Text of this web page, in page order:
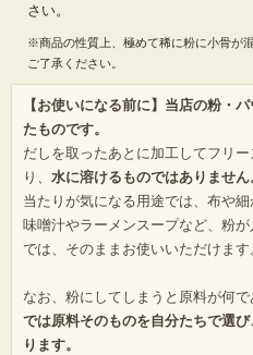
さい。
※商品の性質上、極めて稀に粉に小骨が
ご了承ください。
【お使いになる前に】当店の粉・
たものです。
だしを取ったあとに加工してフリ
り、 水に溶けるものではありません
当たりが気になる用途では、布や
味噌汁やラーメンスープなど、粉
では、そのままお使いいただけます
なお、粉にしてしまうと原料が何で
では原料そのものを自分たちで選
ります。